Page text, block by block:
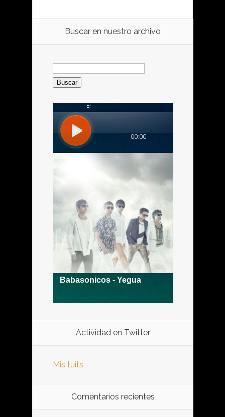
Buscar en nuestro archivo
Buscar:
Actividad en Twitter
Mis tuits
Comentarios recientes